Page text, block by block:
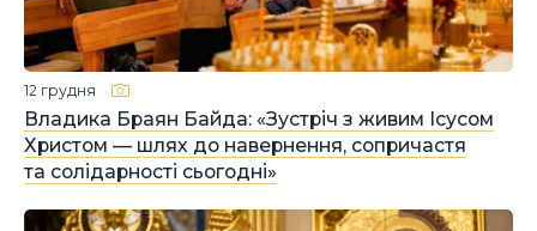
Владика Браян Байда: «Зустріч з живим Ісусом
Христом — шлях до навернення, сопричастя
та солідарності сьогодні»
12 грудня